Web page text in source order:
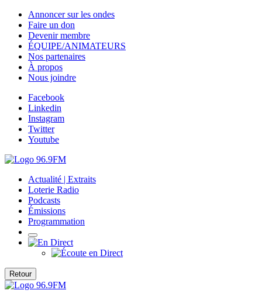
Annoncer sur les ondes
Faire un don
Devenir membre
ÉQUIPE/ANIMATEURS
Nos partenaires
À propos
Nous joindre
Facebook
Linkedin
Instagram
Twitter
Youtube
Actualité | Extraits
Loterie Radio
Podcasts
Émissions
Programmation
Retour